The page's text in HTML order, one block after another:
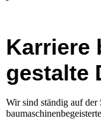
Karriere
gestalte
Wir sind ständig auf der